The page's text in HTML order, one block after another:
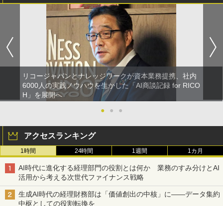
リコージャパンとナレッジワークが資本業務提携、社内
6000人の実践ノウハウを生かした「AI商談記録 for RICO
H」を展開へ
●
● ●
アクセスランキング
1時間 24時間 1週間 1カ月
AI時代に進化する経理部門の役割とは何か 業務のすみ分けとAI
活用から考える次世代ファイナンス戦略
生成AI時代の経理財務部は「価値創出の中核」に――データ集約
中枢としての役割転換を